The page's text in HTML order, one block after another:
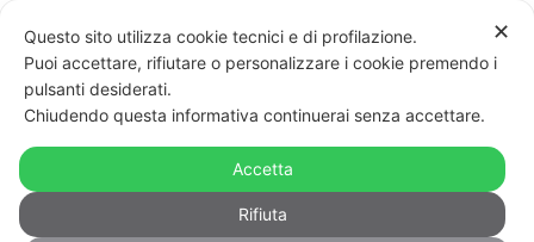
“Ddl Pillon pericoloso, va ritirato”, le
opposizioni pronte a sfidare i pro-life
a Verona
✕
Questo sito utilizza cookie tecnici e di profilazione.
Puoi accettare, rifiutare o personalizzare i cookie premendo i
pulsanti desiderati.
Chiudendo questa informativa continuerai senza accettare.
Accetta
Rifiuta